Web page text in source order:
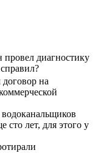
провел диагностику
на
сто лет, для этого у